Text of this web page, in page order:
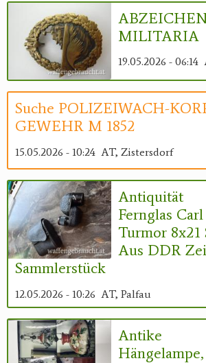
MILITARIA
19.05.2026 - 06:14
Suche POLIZEIWACH-
GEWEHR M 1852
15.05.2026 - 10:24 AT, Zistersdorf
Antiquität
Fernglas
Turmor 8x21
Aus DDR
Sammlerstück
12.05.2026 - 10:26 AT, Palfau
Antike
Hängelampe,